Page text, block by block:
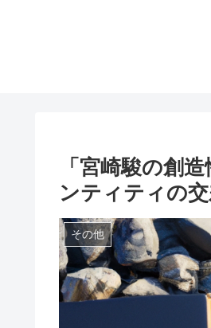
「宮崎駿の創
ンティティの交
その他